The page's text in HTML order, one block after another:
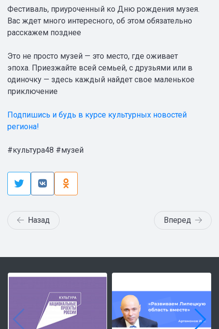
Фестиваль, приуроченный ко Дню рождения музея.
Вас ждет много интересного, об этом обязательно
расскажем позднее
Это не просто музей — это место, где оживает
эпоха. Приезжайте всей семьей, с друзьями или в
одиночку — здесь каждый найдет свое маленькое
приключение
Подпишись и будь в курсе культурных новостей
региона!
#культура48 #музей
Назад Вперед